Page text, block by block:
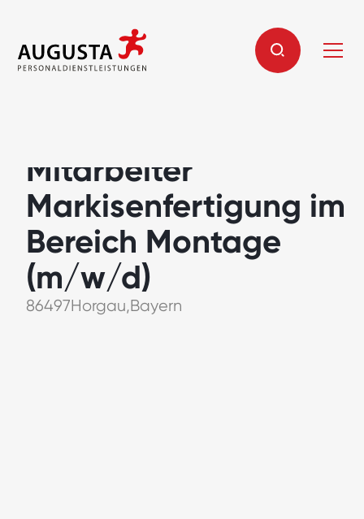
Mitarbeiter
Markisenfertigung im
Bereich Montage
(m/w/d)
86497Horgau,Bayern